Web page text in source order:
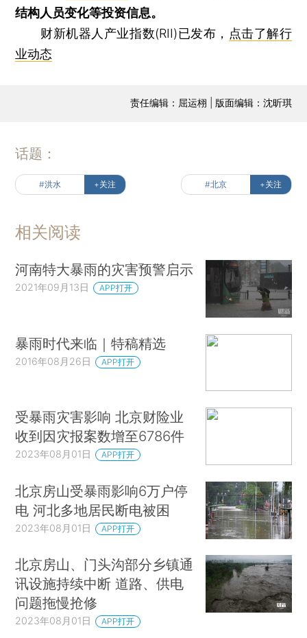
结构人员变化等投资信息。
财新机器人产业指数(RII)已发布， 点击了解行
业动态
责任编辑：屈运栩 | 版面编辑：沈昕琪
话题：
#洪水 +关注 #北京 +关注
相关阅读
河南特大暴雨的灾害预警启示
2021年09月13日 APP打开
暴雨时代来临｜特稿精选
2016年08月26日 APP打开
受暴雨灾害影响 北京财险业
收到因灾报案数增至6786件
2023年08月01日 APP打开
北京房山受暴雨影响6万户停
电 河北多地居民断电被困
2023年08月01日 APP打开
北京房山、门头沟部分乡镇通
讯设施持续中断 道路、供电
问题拖慢抢修
2023年08月01日 APP打开